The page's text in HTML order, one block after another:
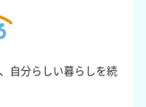
自分らしい暮らしを続